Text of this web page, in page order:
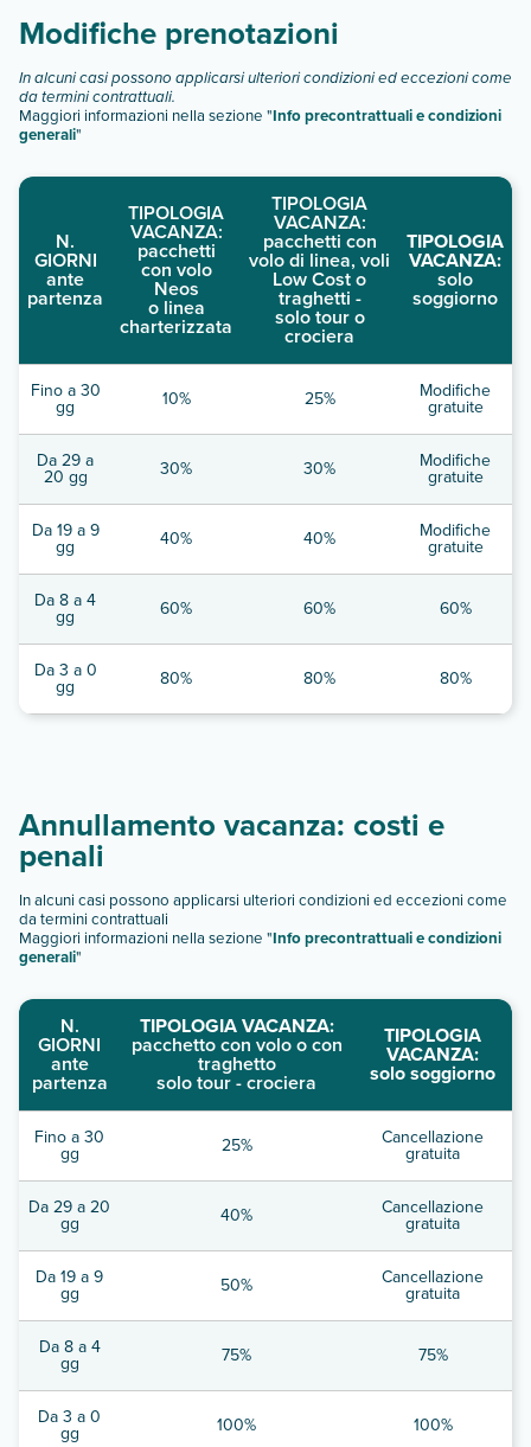
Modifiche prenotazioni
In alcuni casi possono applicarsi ulteriori condizioni ed eccezioni come
da termini contrattuali.
Maggiori informazioni nella sezione "Info precontrattuali e condizioni
generali"
N.
GIORNI
ante
partenza
TIPOLOGIA
VACANZA:
pacchetti
con volo
Neos
o linea
charterizzata
TIPOLOGIA
VACANZA:
pacchetti con
volo di linea, voli
Low Cost o
traghetti -
solo tour o
crociera
TIPOLOGIA
VACANZA:
solo
soggiorno
Fino a 30
gg 10% 25% Modifiche
gratuite
Da 29 a
20 gg 30% 30% Modifiche
gratuite
Da 19 a 9
gg 40% 40% Modifiche
gratuite
Da 8 a 4
gg 60% 60% 60%
Da 3 a 0
gg 80% 80% 80%
Annullamento vacanza: costi e
penali
In alcuni casi possono applicarsi ulteriori condizioni ed eccezioni come
da termini contrattuali
Maggiori informazioni nella sezione "Info precontrattuali e condizioni
generali"
N.
GIORNI
ante
partenza
TIPOLOGIA VACANZA:
pacchetto con volo o con
traghetto
solo tour - crociera
TIPOLOGIA
VACANZA:
solo soggiorno
Fino a 30
gg 25% Cancellazione
gratuita
Da 29 a 20
gg 40% Cancellazione
gratuita
Da 19 a 9
gg 50% Cancellazione
gratuita
Da 8 a 4
gg 75% 75%
Da 3 a 0
gg 100% 100%